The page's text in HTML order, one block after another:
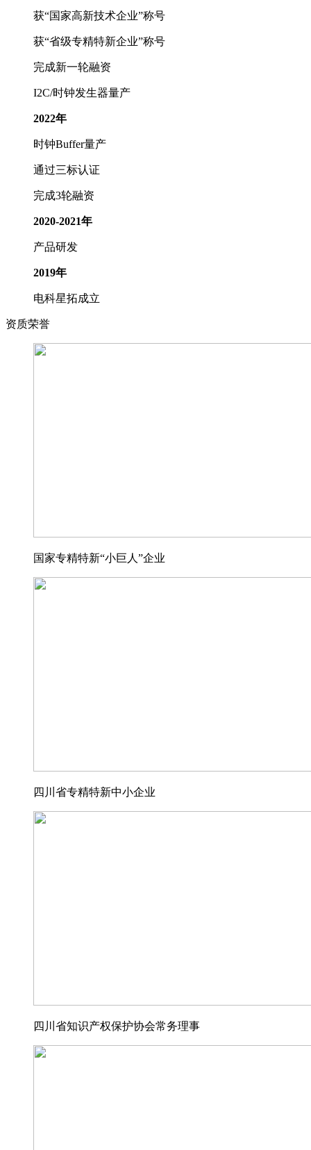
获“国家高新技术企业”称号
获“省级专精特新企业”称号
完成新一轮融资
I2C/时钟发生器量产
2022年
时钟Buffer量产
通过三标认证
完成3轮融资
2020-2021年
产品研发
2019年
电科星拓成立
资质荣誉
国家专精特新“小巨人”企业
四川省专精特新中小企业
四川省知识产权保护协会常务理事